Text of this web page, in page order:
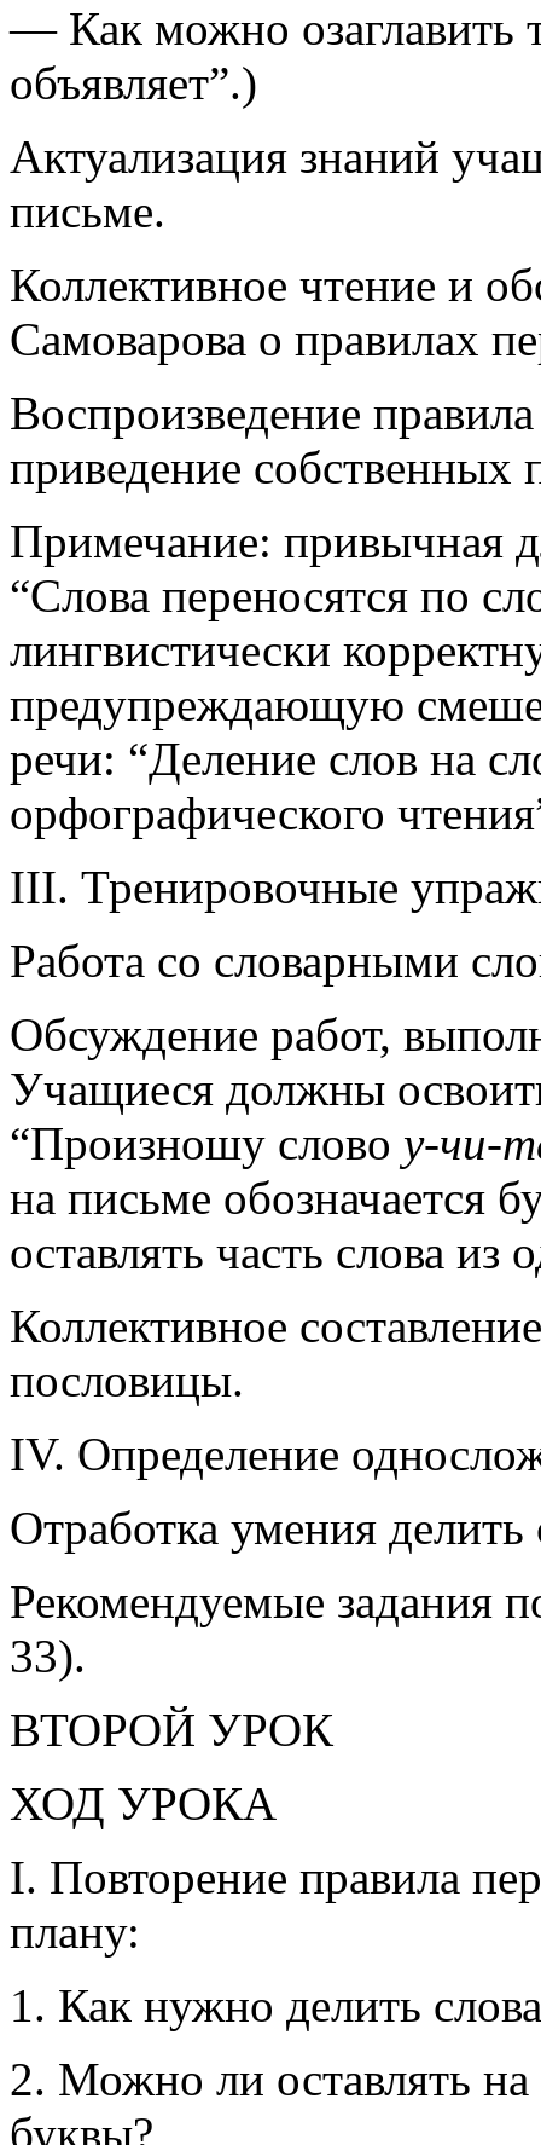
— Как можно озаглавить
объявляет”.)
Актуализация знаний
письме.
Коллективное чтение и
Самоварова о правилах
Воспроизведение
приведение собственных
Примечание: привычная
“Слова переносятся по
лингвистически
предупреждающую
речи: “Деление слов на
орфографического
III. Тренировочные
Работа со словарными
Обсуждение работ,
Учащиеся должны
“Произношу слово у-чи-
на письме обозначается
оставлять часть слова из
Коллективное
пословицы.
IV. Определение
Отработка умения
Рекомендуемые задания
33).
ВТОРОЙ УРОК
ХОД УРОКА
I. Повторение правила
плану:
1. Как нужно делить
2. Можно ли оставлять на
буквы?